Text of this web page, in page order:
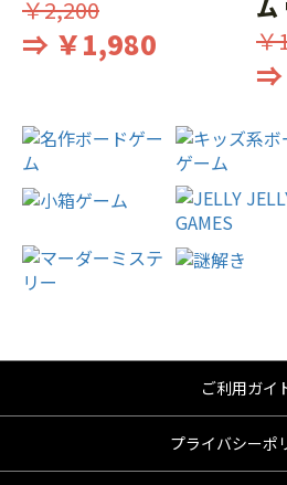
￥2,200
⇒ ￥1,980
ム
￥
⇒
ご利用ガイ
プライバシーポ